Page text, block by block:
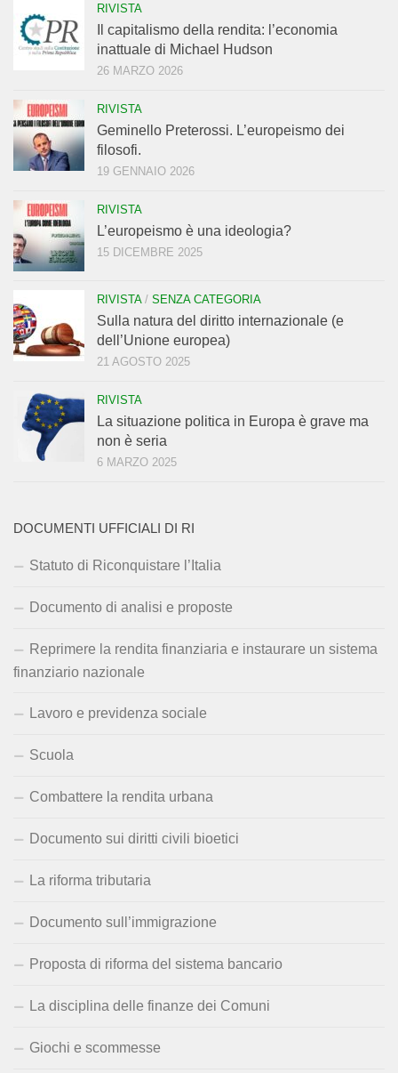
RIVISTA
Il capitalismo della rendita: l’economia
inattuale di Michael Hudson
26 MARZO 2026
RIVISTA
Geminello Preterossi. L’europeismo dei
filosofi.
19 GENNAIO 2026
RIVISTA
L’europeismo è una ideologia?
15 DICEMBRE 2025
RIVISTA/ SENZA CATEGORIA
Sulla natura del diritto internazionale (e
dell’Unione europea)
21 AGOSTO 2025
RIVISTA
La situazione politica in Europa è grave ma
non è seria
6 MARZO 2025
DOCUMENTI UFFICIALI DI RI
Statuto di Riconquistare l’Italia
Documento di analisi e proposte
Reprimere la rendita finanziaria e instaurare un sistema
finanziario nazionale
Lavoro e previdenza sociale
Scuola
Combattere la rendita urbana
Documento sui diritti civili bioetici
La riforma tributaria
Documento sull’immigrazione
Proposta di riforma del sistema bancario
La disciplina delle finanze dei Comuni
Giochi e scommesse